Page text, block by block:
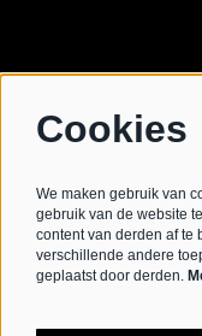
Cookies
We maken gebruik van
gebruik van de website
content van derden af te
verschillende andere
geplaatst door derden.